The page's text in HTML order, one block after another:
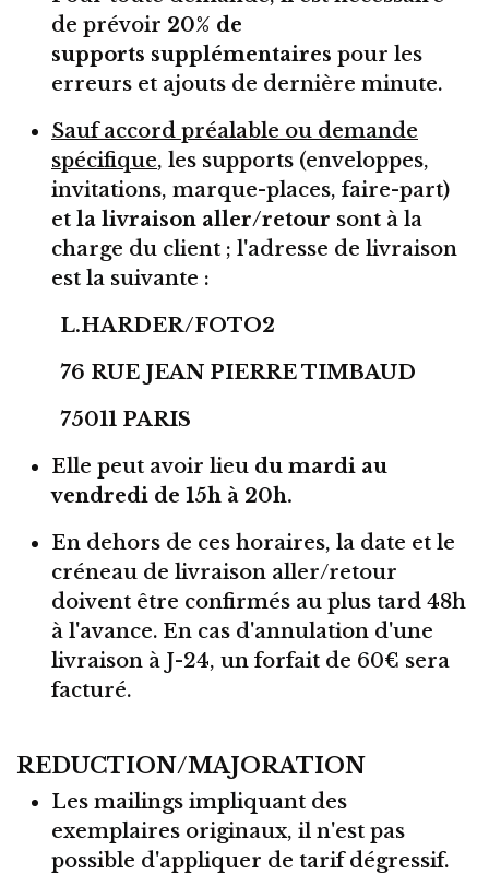
de prévoir 20% de
supports supplémentaires pour les
erreurs et ajouts de dernière minute.
Sauf accord préalable ou demande
spécifique, les supports (enveloppes,
invitations, marque-places, faire-part)
et la livraison aller/retour sont à la
charge du client ; l'adresse de livraison
est la suivante :
L.HARDER/FOTO2
76 RUE JEAN PIERRE TIMBAUD
75011 PARIS
Elle peut avoir lieu du mardi au
vendredi de 15h à 20h.
En dehors de ces horaires, la date et le
créneau de livraison aller/retour
doivent être confirmés au plus tard 48h
à l'avance. En cas d'annulation d'une
livraison à J-24, un forfait de 60€ sera
facturé.
REDUCTION/MAJORATION
Les mailings impliquant des
exemplaires originaux, il n'est pas
possible d'appliquer de tarif dégressif.